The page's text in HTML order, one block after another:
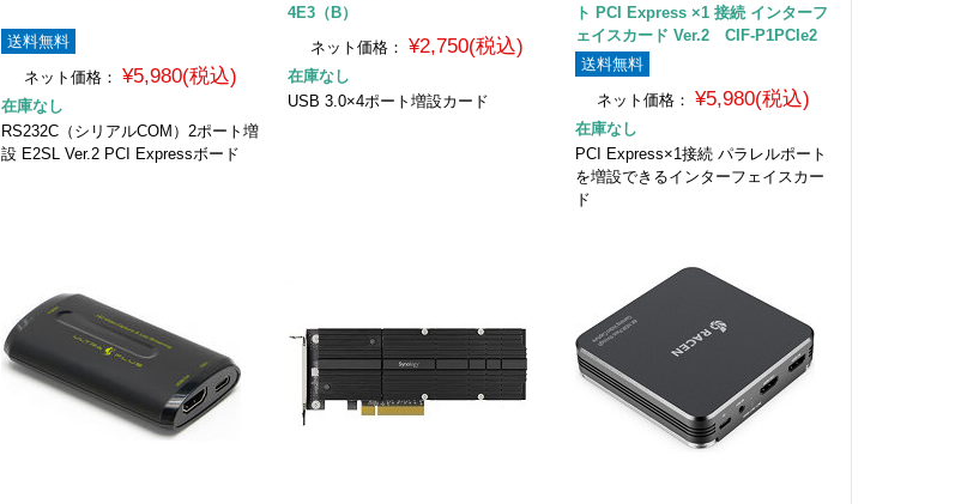
送料無料
ネット価格： ¥5,980(税込)
在庫なし
RS232C（シリアルCOM）2ポート増
設 E2SL Ver.2 PCI Expressボード
4E3（B）
ネット価格：
¥2,750(税込)
在庫なし
USB 3.0×4ポート増設カード
ト PCI Express ×1 接続 インターフ
ェイスカード Ver.2 CIF-P1PCIe2
送料無料
ネット価格：
¥5,980(税込)
在庫なし
PCI Express×1接続 パラレルポート
を増設できるインターフェイスカー
ド